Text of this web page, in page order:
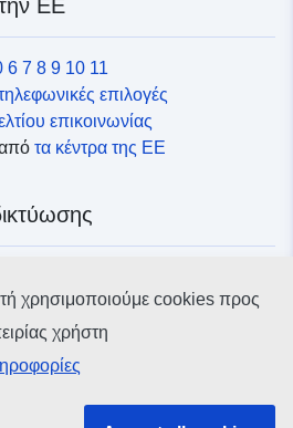
ΕΕ
6 7 8 9 10 11
επιλογές
επικοινωνίας
τα κέντρα της ΕΕ
χρησιμοποιούμε cookies προς
χρήστη